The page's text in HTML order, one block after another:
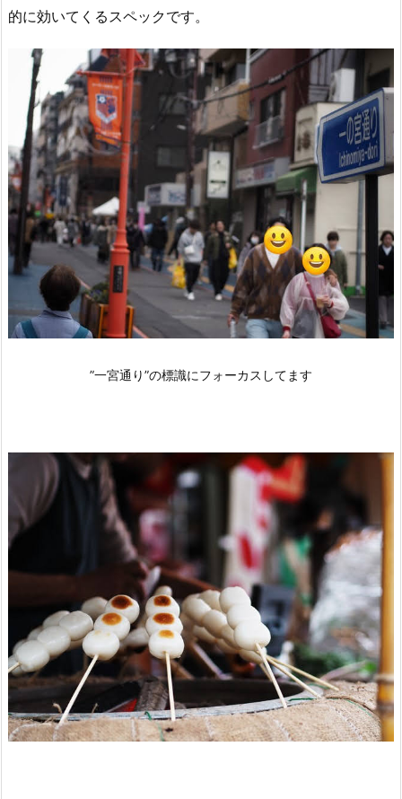
的に効いてくるスペックです。
”一宮通り”の標識にフォーカスしてます